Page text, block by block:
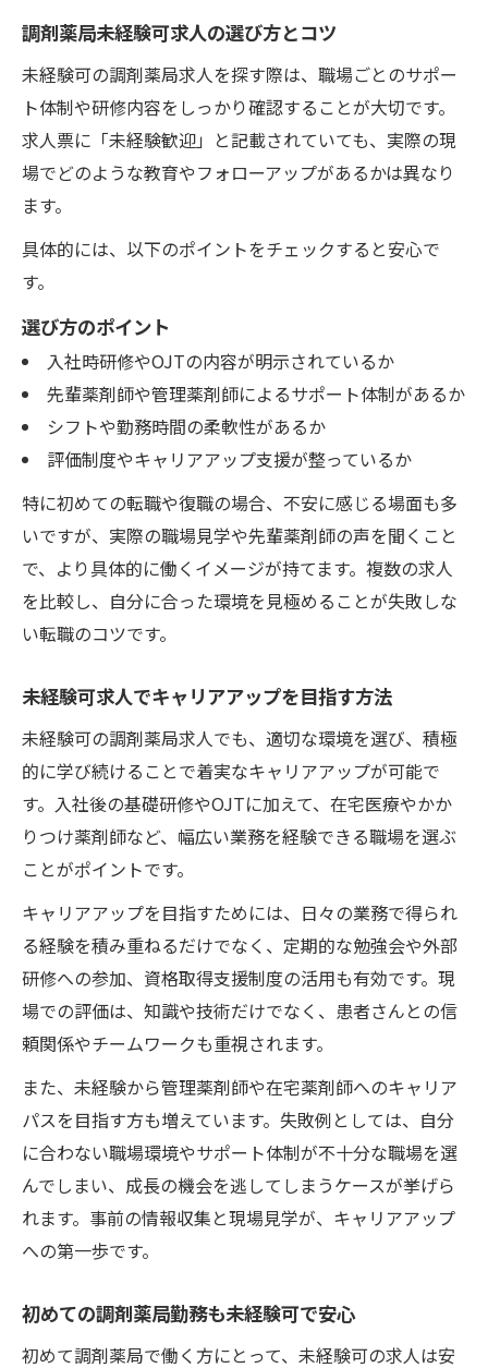
調剤薬局未経験可求人の選び方とコツ
未経験可の調剤薬局求人を探す際は、職場ごとのサポー
ト体制や研修内容をしっかり確認することが大切です。
求人票に「未経験歓迎」と記載されていても、実際の現
場でどのような教育やフォローアップがあるかは異なり
ます。
具体的には、以下のポイントをチェックすると安心で
す。
選び方のポイント
入社時研修やOJTの内容が明示されているか
先輩薬剤師や管理薬剤師によるサポート体制があるか
シフトや勤務時間の柔軟性があるか
評価制度やキャリアアップ支援が整っているか
特に初めての転職や復職の場合、不安に感じる場面も多
いですが、実際の職場見学や先輩薬剤師の声を聞くこと
で、より具体的に働くイメージが持てます。複数の求人
を比較し、自分に合った環境を見極めることが失敗しな
い転職のコツです。
未経験可求人でキャリアアップを目指す方法
未経験可の調剤薬局求人でも、適切な環境を選び、積極
的に学び続けることで着実なキャリアアップが可能で
す。入社後の基礎研修やOJTに加えて、在宅医療やかか
りつけ薬剤師など、幅広い業務を経験できる職場を選ぶ
ことがポイントです。
キャリアアップを目指すためには、日々の業務で得られ
る経験を積み重ねるだけでなく、定期的な勉強会や外部
研修への参加、資格取得支援制度の活用も有効です。現
場での評価は、知識や技術だけでなく、患者さんとの信
頼関係やチームワークも重視されます。
また、未経験から管理薬剤師や在宅薬剤師へのキャリア
パスを目指す方も増えています。失敗例としては、自分
に合わない職場環境やサポート体制が不十分な職場を選
んでしまい、成長の機会を逃してしまうケースが挙げら
れます。事前の情報収集と現場見学が、キャリアアップ
への第一歩です。
初めての調剤薬局勤務も未経験可で安心
初めて調剤薬局で働く方にとって、未経験可の求人は安